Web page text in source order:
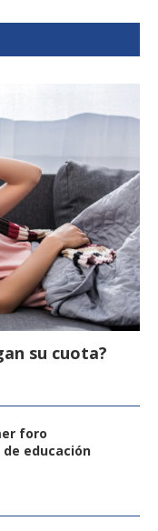
su cuota?
foro
educación